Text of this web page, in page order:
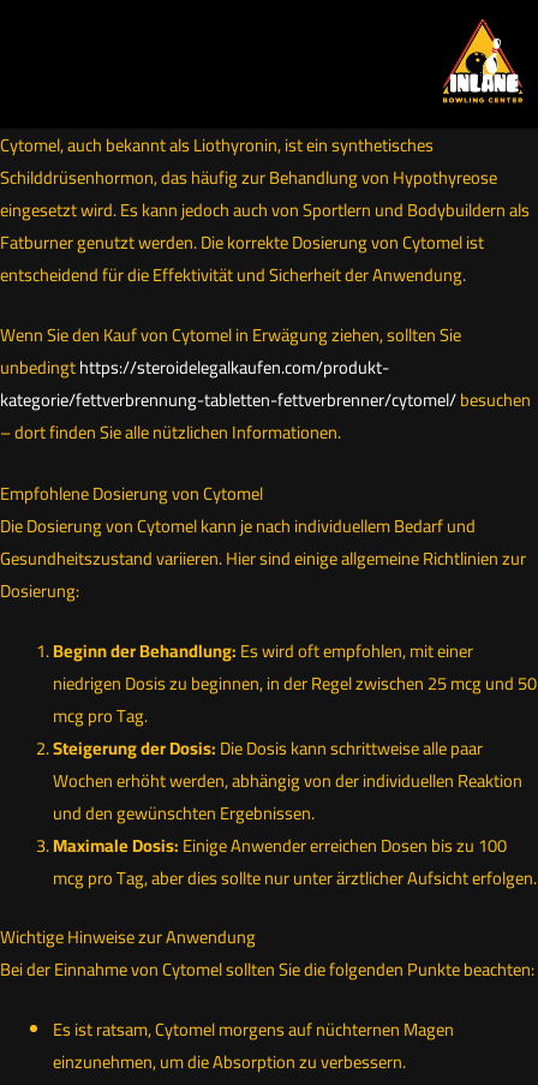
Cytomel, auch bekannt als Liothyronin, ist ein synthetisches
Schilddrüsenhormon, das häufig zur Behandlung von Hypothyreose
eingesetzt wird. Es kann jedoch auch von Sportlern und Bodybuildern als
Fatburner genutzt werden. Die korrekte Dosierung von Cytomel ist
entscheidend für die Effektivität und Sicherheit der Anwendung.
Wenn Sie den Kauf von Cytomel in Erwägung ziehen, sollten Sie
unbedingthttps://steroidelegalkaufen.com/produkt-
kategorie/fettverbrennung-tabletten-fettverbrenner/cytomel/besuchen
– dort finden Sie alle nützlichen Informationen.
Empfohlene Dosierung von Cytomel
Die Dosierung von Cytomel kann je nach individuellem Bedarf und
Gesundheitszustand variieren. Hier sind einige allgemeine Richtlinien zur
Dosierung:
Beginn der Behandlung:Es wird oft empfohlen, mit einer
niedrigen Dosis zu beginnen, in der Regel zwischen 25 mcg und 50
mcg pro Tag.
Steigerung der Dosis:Die Dosis kann schrittweise alle paar
Wochen erhöht werden, abhängig von der individuellen Reaktion
und den gewünschten Ergebnissen.
Maximale Dosis:Einige Anwender erreichen Dosen bis zu 100
mcg pro Tag, aber dies sollte nur unter ärztlicher Aufsicht erfolgen.
Wichtige Hinweise zur Anwendung
Bei der Einnahme von Cytomel sollten Sie die folgenden Punkte beachten:
Es ist ratsam, Cytomel morgens auf nüchternen Magen
einzunehmen, um die Absorption zu verbessern.